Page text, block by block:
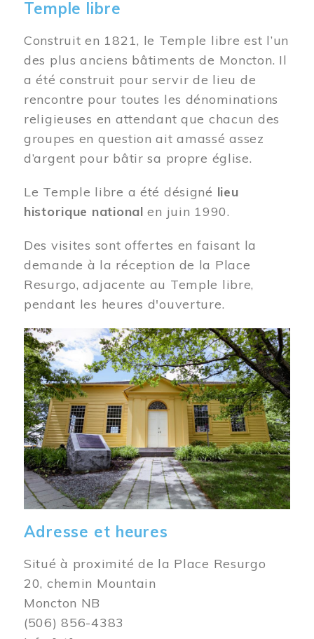
Temple libre
Construit en 1821, le Temple libre est l’un
des plus anciens bâtiments de Moncton. Il
a été construit pour servir de lieu de
rencontre pour toutes les dénominations
religieuses en attendant que chacun des
groupes en question ait amassé assez
d’argent pour bâtir sa propre église.
Le Temple libre a été désigné lieu
historique national en juin 1990.
Des visites sont offertes en faisant la
demande à la réception de la Place
Resurgo, adjacente au Temple libre,
pendant les heures d'ouverture.
Image
Adresse et heures
Situé à proximité de la Place Resurgo
20, chemin Mountain
Moncton NB
(506) 856-4383